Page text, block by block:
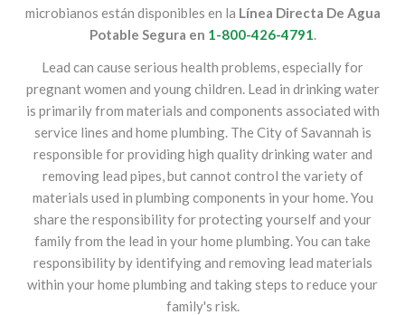
microbianos están disponibles en la Línea Directa De Agua
Potable Segura en 1-800-426-4791.
Lead can cause serious health problems, especially for
pregnant women and young children. Lead in drinking water
is primarily from materials and components associated with
service lines and home plumbing. The City of Savannah is
responsible for providing high quality drinking water and
removing lead pipes, but cannot control the variety of
materials used in plumbing components in your home. You
share the responsibility for protecting yourself and your
family from the lead in your home plumbing. You can take
responsibility by identifying and removing lead materials
within your home plumbing and taking steps to reduce your
family's risk.